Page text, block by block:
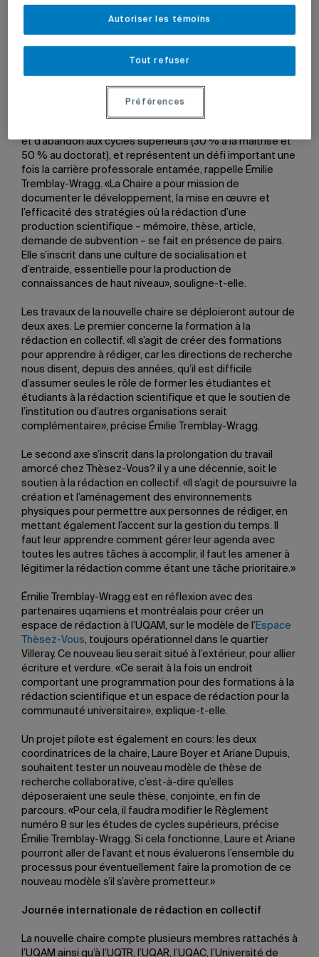
Le lancement officiel de la nouvelle chaire avait lieu le
de la rédaction en collectif.
Deux axes: formation et soutien
et d’abandon aux cycles supérieurs (30 % à la maîtrise et
50 % au doctorat), et représentent un défi important une
fois la carrière professorale entamée, rappelle Émilie
Tremblay-Wragg. «La Chaire a pour mission de
documenter le développement, la mise en œuvre et
l’efficacité des stratégies où la rédaction d’une
production scientifique – mémoire, thèse, article,
demande de subvention – se fait en présence de pairs.
Elle s’inscrit dans une culture de socialisation et
d’entraide, essentielle pour la production de
connaissances de haut niveau», souligne-t-elle.
Les travaux de la nouvelle chaire se déploieront autour de
deux axes. Le premier concerne la formation à la
rédaction en collectif. «Il s’agit de créer des formations
pour apprendre à rédiger, car les directions de recherche
nous disent, depuis des années, qu’il est difficile
d’assumer seules le rôle de former les étudiantes et
étudiants à la rédaction scientifique et que le soutien de
l’institution ou d’autres organisations serait
complémentaire», précise Émilie Tremblay-Wragg.
Le second axe s’inscrit dans la prolongation du travail
amorcé chez Thèsez-Vous? il y a une décennie, soit le
soutien à la rédaction en collectif. «Il s’agit de poursuivre la
création et l’aménagement des environnements
physiques pour permettre aux personnes de rédiger, en
mettant également l’accent sur la gestion du temps. Il
faut leur apprendre comment gérer leur agenda avec
toutes les autres tâches à accomplir, il faut les amener à
légitimer la rédaction comme étant une tâche prioritaire.»
Émilie Tremblay-Wragg est en réflexion avec des
partenaires uqamiens et montréalais pour créer un
espace de rédaction à l’UQAM, sur le modèle de l’ Espace
Thèsez-Vous, toujours opérationnel dans le quartier
Villeray. Ce nouveau lieu serait situé à l’extérieur, pour allier
écriture et verdure. «Ce serait à la fois un endroit
comportant une programmation pour des formations à la
rédaction scientifique et un espace de rédaction pour la
communauté universitaire», explique-t-elle.
Un projet pilote est également en cours: les deux
coordinatrices de la chaire, Laure Boyer et Ariane Dupuis,
souhaitent tester un nouveau modèle de thèse de
recherche collaborative, c’est-à-dire qu’elles
déposeraient une seule thèse, conjointe, en fin de
parcours. «Pour cela, il faudra modifier le Règlement
numéro 8 sur les études de cycles supérieurs, précise
Émilie Tremblay-Wragg. Si cela fonctionne, Laure et Ariane
pourront aller de l’avant et nous évaluerons l’ensemble du
processus pour éventuellement faire la promotion de ce
nouveau modèle s’il s’avère prometteur.»
Journée internationale de rédaction en collectif
La nouvelle chaire compte plusieurs membres rattachés à
l’UQAM ainsi qu’à l’UQTR, l’UQAR, l’UQAC, l’Université de
Tout refuser
Autoriser les témoins
Préférences